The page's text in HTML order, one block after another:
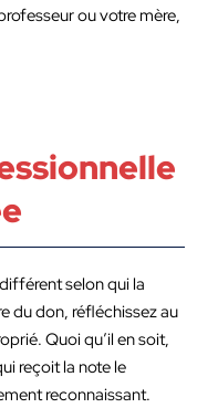
ou votre mère,
selon qui la
du don, réfléchissez au
Quoi qu’il en soit,
reçoit la note le
reconnaissant.